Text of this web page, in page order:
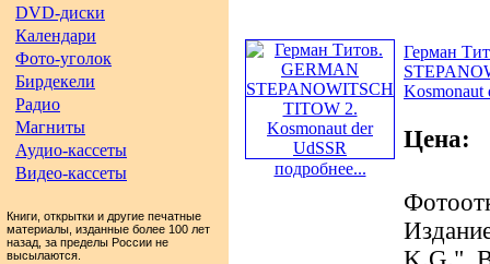
DVD-диски
Календари
Фото-уголок
Бирдекели
Радио
Магниты
Аудио-кассеты
Видео-кассеты
Книги, открытки и другие печатные
материалы, изданные более 100 лет
назад, за пределы России не
высылаются.
подробнее...
Герман
Kosmonaut
Цена: